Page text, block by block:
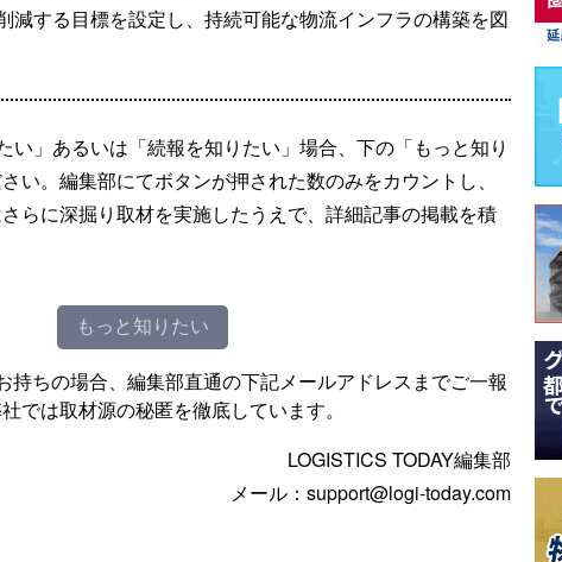
減する目標を設定し、持続可能な物流インフラの構築を図
い」あるいは「続報を知りたい」場合、下の「もっと知り
い。編集部にてボタンが押された数のみをカウントし、
らに深掘り取材を実施したうえで、詳細記事の掲載を積
もっと知りたい
持ちの場合、編集部直通の下記メールアドレスまでご一報
では取材源の秘匿を徹底しています。
LOGISTICS TODAY編集部
メール：support@logi-today.com